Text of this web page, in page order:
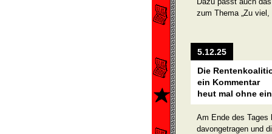
zum Thema „Zu viel,
5.12.25
Die
ein Kommentar
heut mal ohne
Am Ende des Tages
davongetragen und